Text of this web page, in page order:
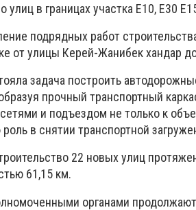
улиц в границах участка Е10, Е30
подрядных работ
от улицы Керей-Жанибек хандар
задача построить
прочный транспортный
и подъездом не только к
в снятии транспортной
22 новых улиц
61,15 км.
органами